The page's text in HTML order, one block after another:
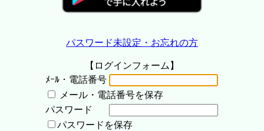
パスワード未設定・お忘れの方
【ログインフォーム】
ﾒｰﾙ・電話番号
メール・電話番号を保存
パスワード
パスワードを保存